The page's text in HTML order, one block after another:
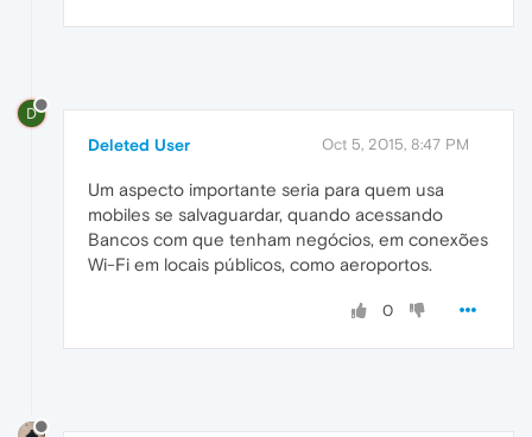
D
Deleted User Oct 5, 2015, 8:47 PM
Um aspecto importante seria para quem usa
mobiles se salvaguardar, quando acessando
Bancos com que tenham negócios, em conexões
Wi-Fi em locais públicos, como aeroportos.
0